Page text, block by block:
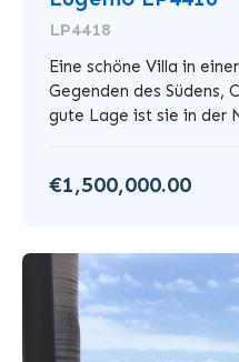
LP4418
Eine schöne Villa in
Gegenden des Südens,
gute Lage ist sie in der
€1,500,000.00